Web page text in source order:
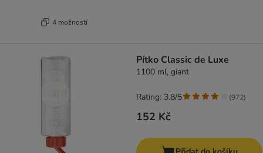
4 možností
Pítko Classic de Luxe
1100 ml, giant
152 Kč
Rating: 3.8/5 (972)